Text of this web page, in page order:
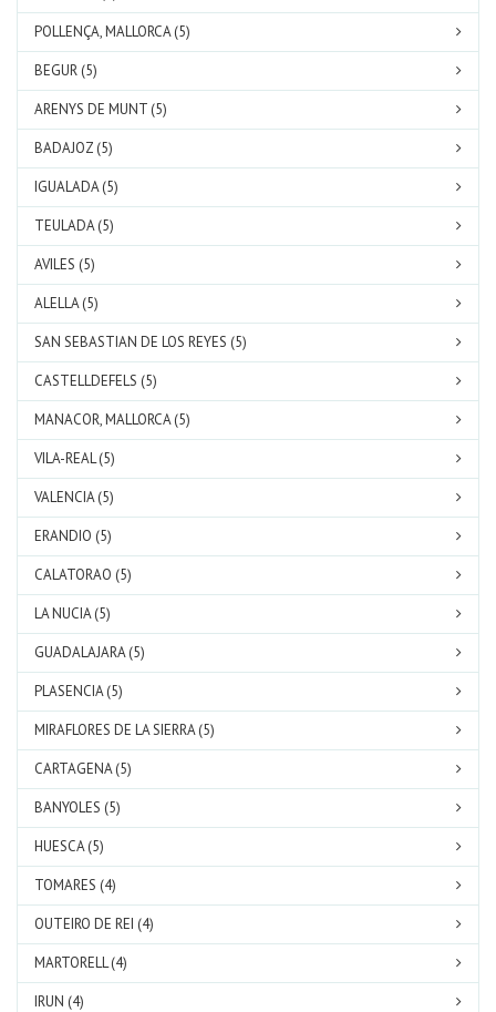
POLLENÇA, MALLORCA (5)
BEGUR (5)
ARENYS DE MUNT (5)
BADAJOZ (5)
IGUALADA (5)
TEULADA (5)
AVILES (5)
ALELLA (5)
SAN SEBASTIAN DE LOS REYES (5)
CASTELLDEFELS (5)
MANACOR, MALLORCA (5)
VILA-REAL (5)
VALENCIA (5)
ERANDIO (5)
CALATORAO (5)
LA NUCIA (5)
GUADALAJARA (5)
PLASENCIA (5)
MIRAFLORES DE LA SIERRA (5)
CARTAGENA (5)
BANYOLES (5)
HUESCA (5)
TOMARES (4)
OUTEIRO DE REI (4)
MARTORELL (4)
IRUN (4)